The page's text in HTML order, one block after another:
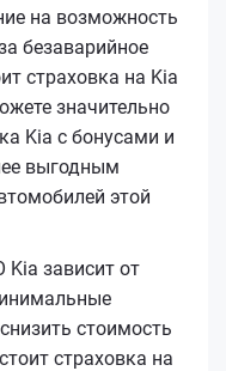
на возможность
безаварийное
страховка на Kia
значительно
Kia с бонусами и
выгодным
этой
Kia зависит от
стоимость
страховка на